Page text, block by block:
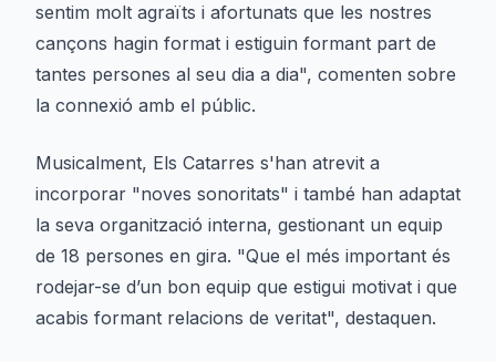
sentim molt agraïts i afortunats que les nostres
cançons hagin format i estiguin formant part de
tantes persones al seu dia a dia", comenten sobre
la connexió amb el públic.
Musicalment, Els Catarres s'han atrevit a
incorporar "noves sonoritats" i també han adaptat
la seva organització interna, gestionant un equip
de 18 persones en gira. "Que el més important és
rodejar-se d’un bon equip que estigui motivat i que
acabis formant relacions de veritat", destaquen.